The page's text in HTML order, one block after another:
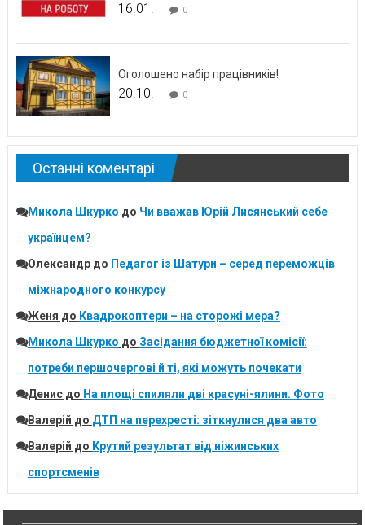
16.01. 0
Оголошено набір працівників!
20.10. 0
Останні коментарі
Микола Шкурко до Чи вважав Юрій Лисянський себе
українцем?
Олександрдо Педагог із Шатури – серед переможців
міжнародного конкурсу
Женя до Квадрокоптери – на сторожі мера?
Микола Шкурко до Засідання бюджетної комісії:
потреби першочергові й ті, які можуть почекати
Денисдо На площі спиляли дві красуні-ялини. Фото
Валерій до ДТП на перехресті: зіткнулися два авто
Валерій до Крутий результат від ніжинських
спортсменів